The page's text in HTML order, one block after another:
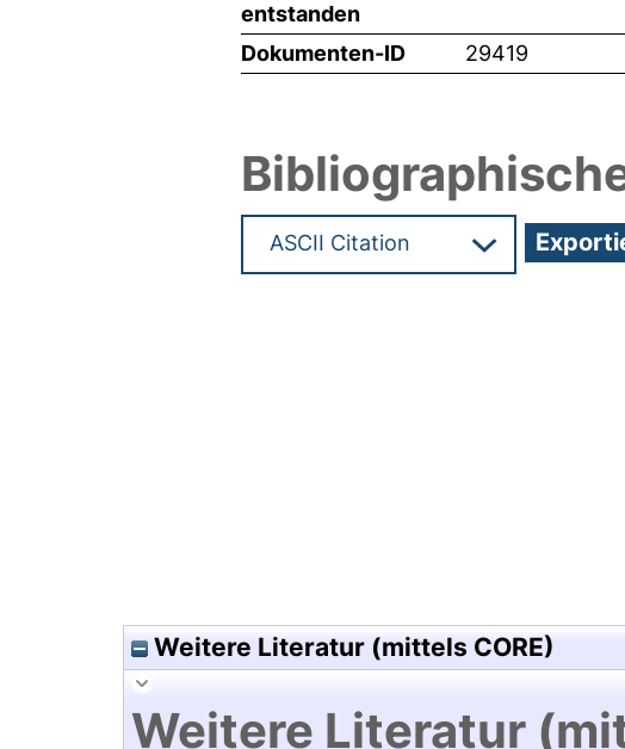
entstanden
Dokumenten-ID 29419
Weitere Literatur (mittels CORE)
Weitere Literatur